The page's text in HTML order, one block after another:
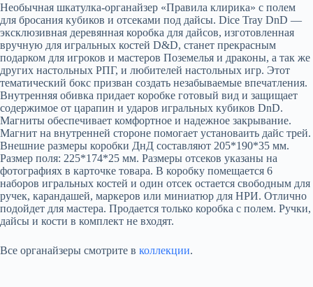
Необычная шкатулка-органайзер «Правила клирика» с полем
для бросания кубиков и отсеками под дайсы. Dice Tray DnD —
эксклюзивная деревянная коробка для дайсов, изготовленная
вручную для игральных костей D&D, станет прекрасным
подарком для игроков и мастеров Поземелья и драконы, а так же
других настольных РПГ, и любителей настольных игр. Этот
тематический бокс призван создать незабываемые впечатления.
Внутренняя обивка придает коробке готовый вид и защищает
содержимое от царапин и ударов игральных кубиков DnD.
Магниты обеспечивает комфортное и надежное закрывание.
Магнит на внутренней стороне помогает установаить дайс трей.
Внешние размеры коробки ДнД составляют 205*190*35 мм.
Размер поля: 225*174*25 мм. Размеры отсеков указаны на
фотографиях в карточке товара. В коробку помещается 6
наборов игральных костей и один отсек остается свободным для
ручек, карандашей, маркеров или миниатюр для НРИ. Отлично
подойдет для мастера. Продается только коробка с полем. Ручки,
дайсы и кости в комплект не входят.
Все органайзеры смотрите в коллекции.